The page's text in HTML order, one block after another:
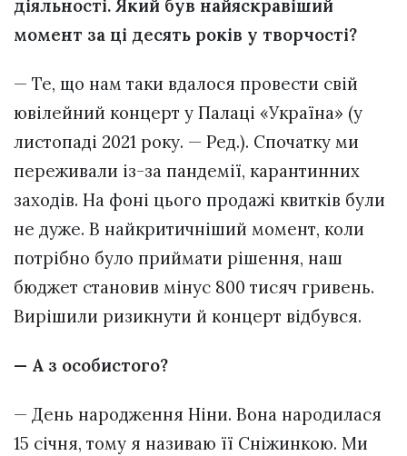
діяльності. Який був найяскравіший
момент за ці десять років у творчості?
— Те, що нам таки вдалося провести свій
ювілейний концерт у Палаці «Україна» (у
листопаді 2021 року. — Ред.). Спочатку ми
переживали із-за пандемії, карантинних
заходів. На фоні цього продажі квитків були
не дуже. В найкритичніший момент, коли
потрібно було приймати рішення, наш
бюджет становив мінус 800 тисяч гривень.
Вирішили ризикнути й концерт відбувся.
— А з особистого?
— День народження Ніни. Вона народилася
15 січня, тому я називаю її Сніжинкою. Ми